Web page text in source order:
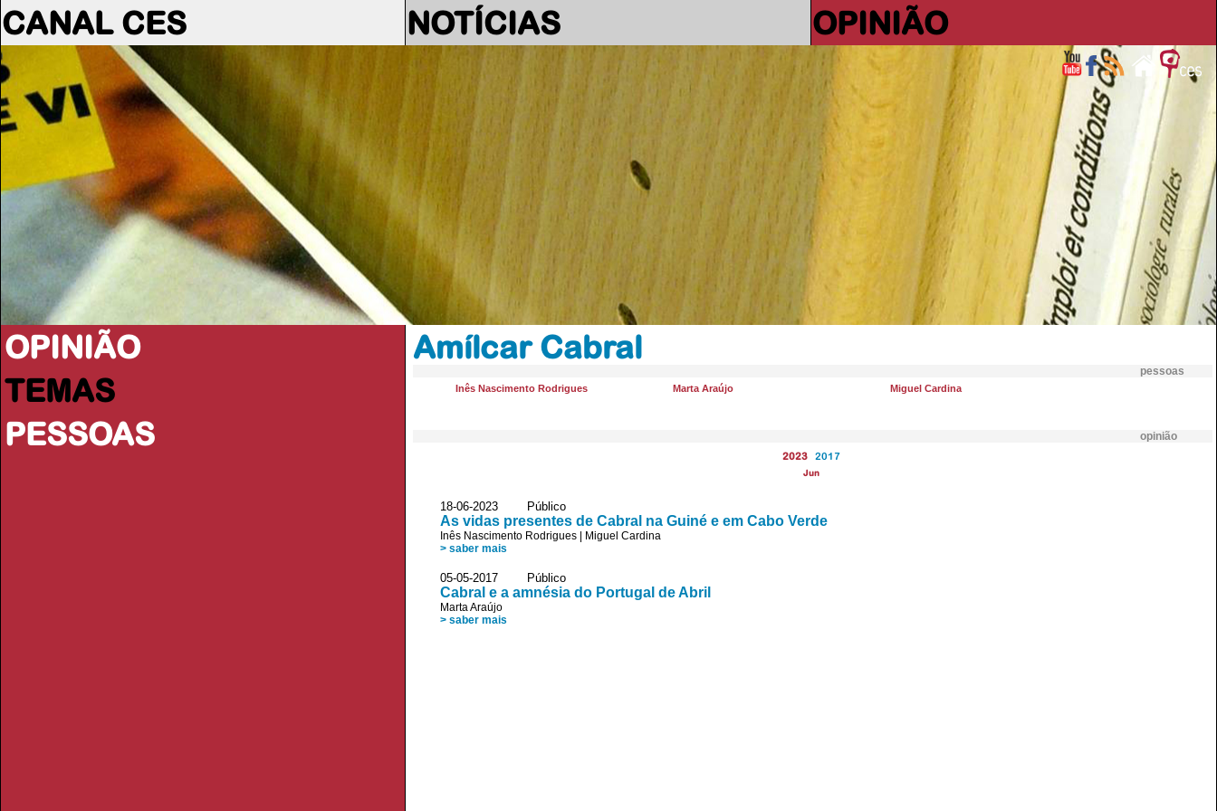
CANAL CES NOTÍCIAS OPINIÃO
OPINIÃO
TEMAS
PESSOAS
Amílcar Cabral
pessoas
Inês Nascimento Rodrigues Marta Araújo Miguel Cardina
opinião
2023 2017
Jun
18-06-2023 Público
As vidas presentes de Cabral na Guiné e em Cabo Verde
Inês Nascimento Rodrigues
Miguel Cardina
> saber mais
05-05-2017 Público
Cabral e a amnésia do Portugal de Abril
Marta Araújo
> saber mais